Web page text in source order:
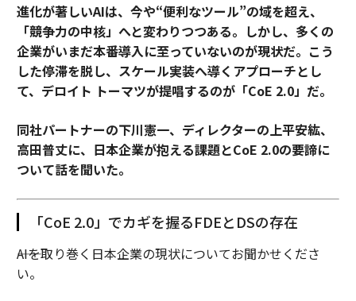
進化が著しいAIは、今や“便利なツール”の域を超え、
「競争力の中核」へと変わりつつある。しかし、多くの
企業がいまだ本番導入に至っていないのが現状だ。こう
した停滞を脱し、スケール実装へ導くアプローチとし
て、デロイト トーマツが提唱するのが「CoE 2.0」だ。
同社パートナーの下川憲一、ディレクターの上平安紘、
高田普丈に、日本企業が抱える課題とCoE 2.0の要諦に
ついて話を聞いた。
「CoE 2.0」でカギを握るFDEとDSの存在
――AIを取り巻く日本企業の現状についてお聞かせくださ
い。